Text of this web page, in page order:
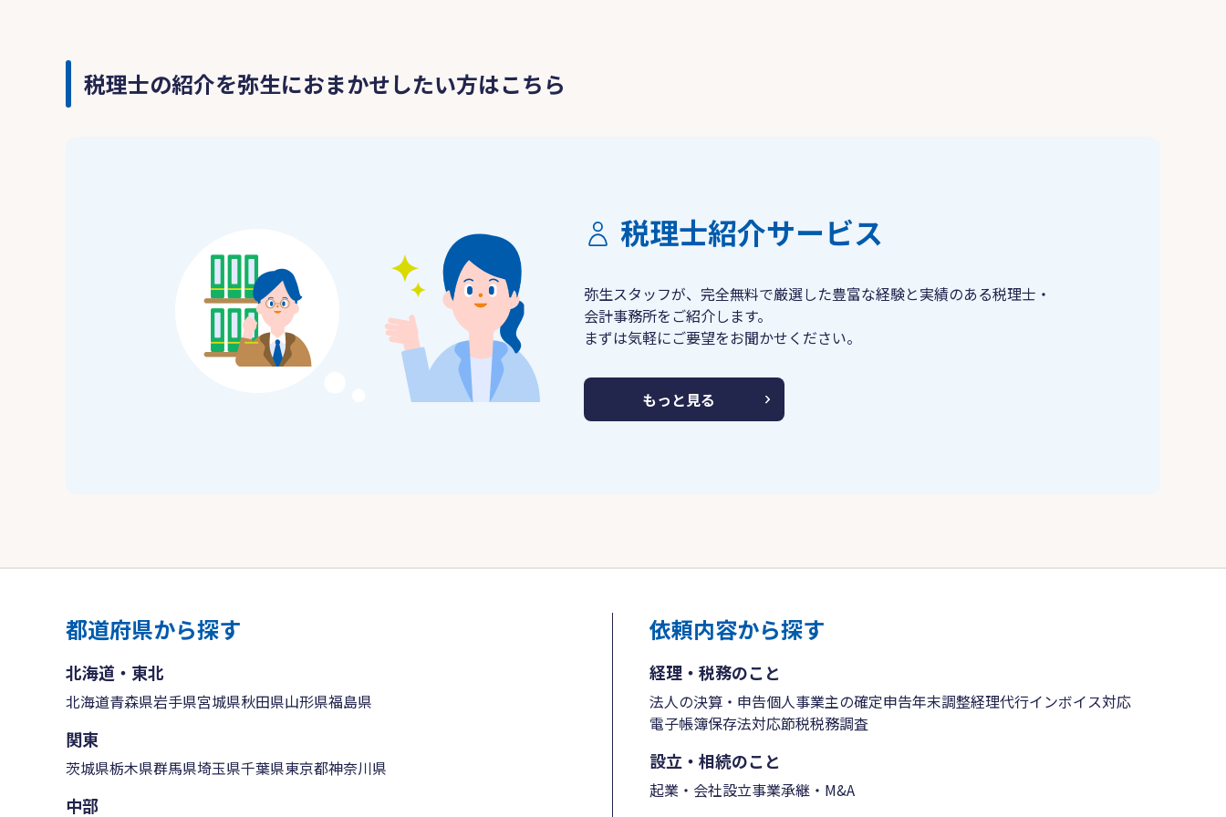
税理士の紹介を弥生におまかせしたい方はこちら
税理士紹介サービス
弥生スタッフが、完全無料で厳選した豊富な経験と実績のある税理士・
会計事務所をご紹介します。
まずは気軽にご要望をお聞かせください。
もっと見る
都道府県から探す
北海道・東北
北海道青森県岩手県宮城県秋田県山形県福島県
関東
茨城県栃木県群馬県埼玉県千葉県東京都神奈川県
中部
依頼内容から探す
経理・税務のこと
法人の決算・申告個人事業主の確定申告年末調整経理代行インボイス対応
電子帳簿保存法対応節税税務調査
設立・相続のこと
起業・会社設立事業承継・M&A